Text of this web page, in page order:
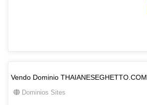
Vendo Dominio THAIANESEGHETTO.COM
Dominios Sites